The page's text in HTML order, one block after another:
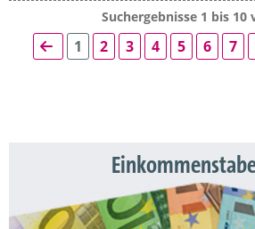
Suchergebnisse 1 bis 10
1 2 3 4 5 6 7